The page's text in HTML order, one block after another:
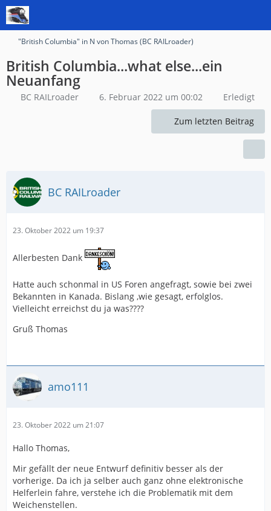
"British Columbia" in N von Thomas (BC RAILroader)
British Columbia...what else...ein
Neuanfang
BC RAILroader 6. Februar 2022 um 00:02 Erledigt
Zum letzten Beitrag
BC RAILroader
23. Oktober 2022 um 19:37
Allerbesten Dank
Hatte auch schonmal in US Foren angefragt, sowie bei zwei
Bekannten in Kanada. Bislang ,wie gesagt, erfolglos.
Vielleicht erreichst du ja was????
Gruß Thomas
amo111
23. Oktober 2022 um 21:07
Hallo Thomas,
Mir gefällt der neue Entwurf definitiv besser als der
vorherige. Da ich ja selber auch ganz ohne elektronische
Helferlein fahre, verstehe ich die Problematik mit dem
Weichenstellen.